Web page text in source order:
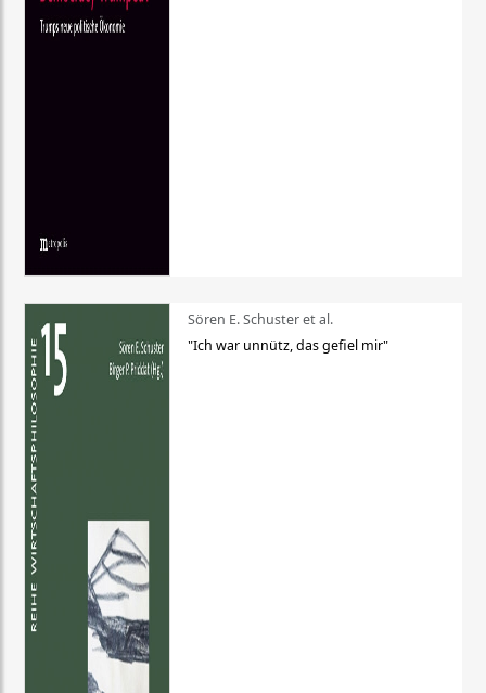
Sören E. Schuster et al.
"Ich war unnütz, das gefiel mir"